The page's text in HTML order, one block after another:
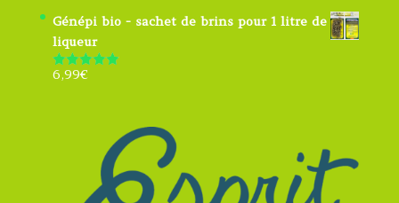
Génépi bio - sachet de brins pour 1 litre de
liqueur
Note4.91
6,99€